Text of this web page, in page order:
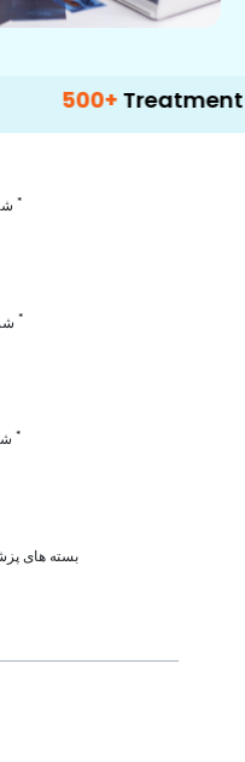
Treatment
*
*
*
بسته های